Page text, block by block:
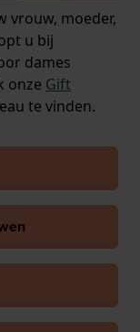
vrouw, moeder,
u bij
dames
onze Gift
te vinden.